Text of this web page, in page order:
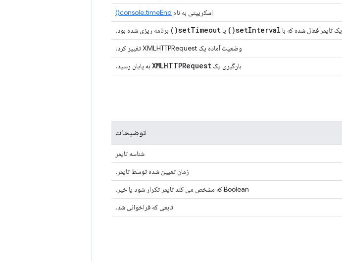
اسکریپتی به نام console.timeEnd()
یک تایمر فعال شده که با setInterval(
) یا setTimeout(
) برنامه ریزی شده بود.
وضعیت آماده یک XMLHTTPRequest تغییر کرد.
بارگیری یک XMLHTTPRequest به پایان رسید.
توضیحات
شناسه تایمر
زمان تعیین شده توسط تایمر.
Boolean که مشخص می کند تایمر تکرار شود یا خیر.
تابعی که فراخوانی شد.